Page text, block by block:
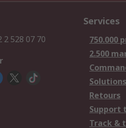
2 528 07 70
Services
750.000
2.500
Retours
Support
Track &